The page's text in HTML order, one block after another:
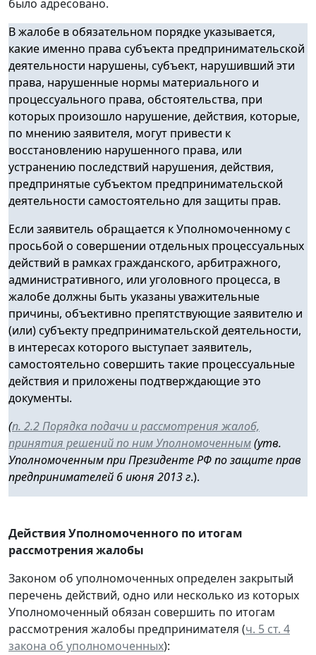
было адресовано.
В жалобе в обязательном порядке указывается,
какие именно права субъекта предпринимательской
деятельности нарушены, субъект, нарушивший эти
права, нарушенные нормы материального и
процессуального права, обстоятельства, при
которых произошло нарушение, действия, которые,
по мнению заявителя, могут привести к
восстановлению нарушенного права, или
устранению последствий нарушения, действия,
предпринятые субъектом предпринимательской
деятельности самостоятельно для защиты прав.
Если заявитель обращается к Уполномоченному с
просьбой о совершении отдельных процессуальных
действий в рамках гражданского, арбитражного,
административного, или уголовного процесса, в
жалобе должны быть указаны уважительные
причины, объективно препятствующие заявителю и
(или) субъекту предпринимательской деятельности,
в интересах которого выступает заявитель,
самостоятельно совершить такие процессуальные
действия и приложены подтверждающие это
документы.
(п. 2.2 Порядка подачи и рассмотрения жалоб,
принятия решений по ним Уполномоченным(утв.
Уполномоченным при Президенте РФ по защите прав
предпринимателей 6 июня 2013 г.).
Действия Уполномоченного по итогам
рассмотрения жалобы
Законом об уполномоченных определен закрытый
перечень действий, одно или несколько из которых
Уполномоченный обязан совершить по итогам
рассмотрения жалобы предпринимателя (ч. 5 ст. 4
закона об уполномоченных):